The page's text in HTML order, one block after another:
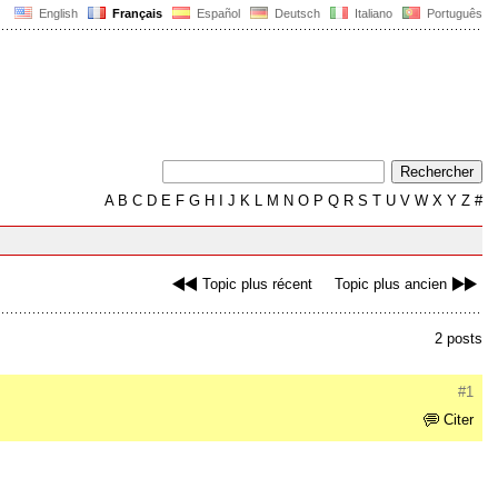
English Français Español Deutsch Italiano Português
AB C D E F G H J K L M N O P Q R S T U V W X Y Z #
Topic plus récent Topic plus ancien
2 posts
#1
Citer